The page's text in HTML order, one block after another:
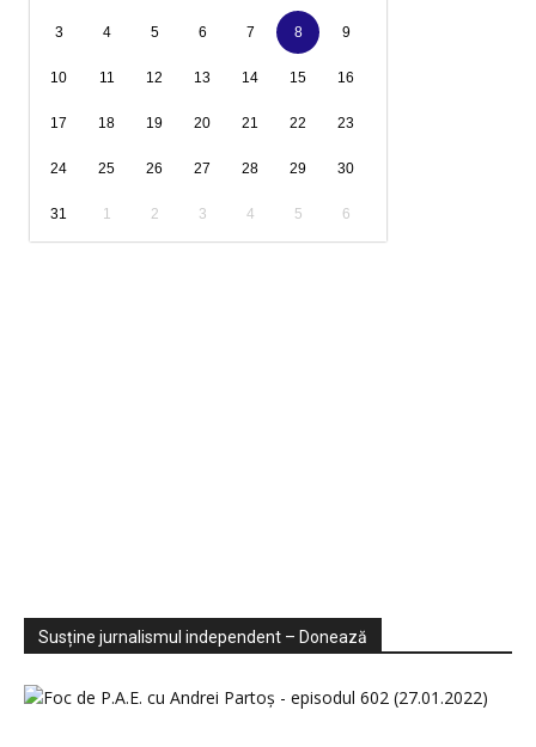
3 4 5 6 7 8 9
10 11 12 13 14 15 16
17 18 19 20 21 22 23
24 25 26 27 28 29 30
31 1 2 3 4 5 6
Sondaje
Video
Susține jurnalismul independent – Donează